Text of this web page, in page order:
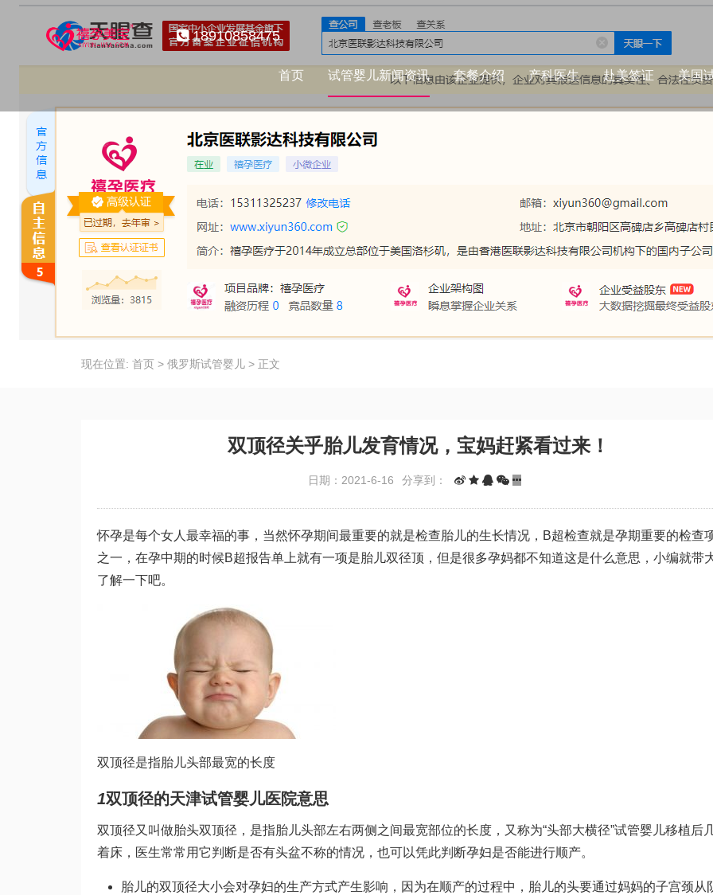
18910858475
首页 试管婴儿新闻资讯 套餐介绍 产科医生 赴美签证 美国
现在位置: 首页 > 俄罗斯试管婴儿 > 正文
双顶径关乎胎儿发育情况，宝妈赶紧看过来！
日期：2021-6-16 分享到：
怀孕是每个女人最幸福的事，当然怀孕期间最重要的就是检查胎儿的生长情况，B超检查就是孕期重要的检查
之一，在孕中期的时候B超报告单上就有一项是胎儿双径顶，但是很多孕妈都不知道这是什么意思，小编就带
了解一下吧。
双顶径是指胎儿头部最宽的长度
1双顶径的天津试管婴儿医院意思
双顶径又叫做胎头双顶径，是指胎儿头部左右两侧之间最宽部位的长度，又称为“头部大横径”试管婴儿移植后
着床 ，医生常常用它判断是否有头盆不称的情况，也可以凭此判断孕妇是否能进行顺产。
胎儿的双顶径大小会对孕妇的生产方式产生影响，因为在顺产的过程中，胎儿的头要通过妈妈的子宫颈从